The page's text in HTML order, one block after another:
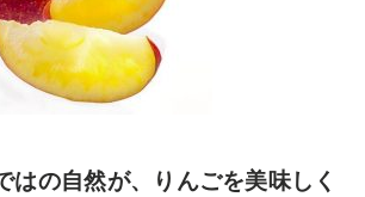
向け
はの自然が、りんごを美味しく